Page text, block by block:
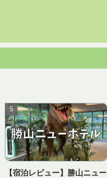
【宿泊レビュー】勝山ニュー